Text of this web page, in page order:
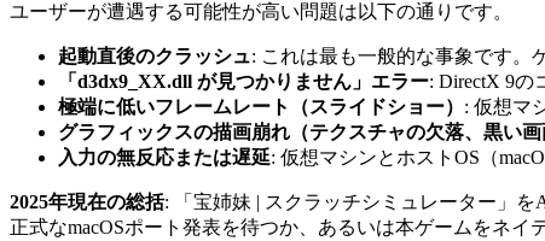
ユーザーが遭遇する可能性が高い問題は以下の通りです。
起動直後のクラッシュ: これは最も一般的な事象です。
「d3dx9_XX.dll が見つかりません」エラー: DirectX 9の
極端に低いフレームレート（スライドショー） : 仮想マ
グラフィックスの描画崩れ（テクスチャの欠落、黒い画
入力の無反応または遅延: 仮想マシンとホストOS（
2025年現在の総括: 「宝姉妹 | スクラッチシミュレーター」
正式なmacOSポート発表を待つか、あるいは本ゲームをネ